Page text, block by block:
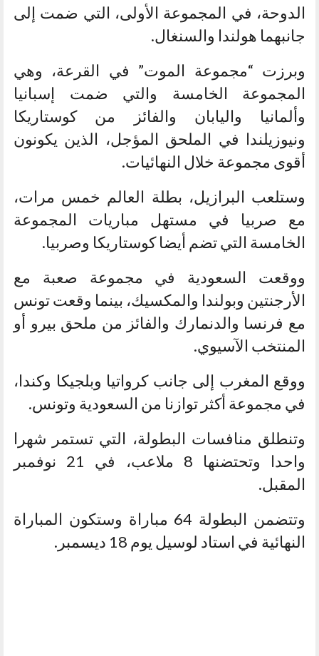
الدوحة، في المجموعة الأولى، التي ضمت إلى
جانبهما هولندا والسنغال.
وبرزت “مجموعة الموت” في القرعة، وهي
المجموعة الخامسة والتي ضمت إسبانيا
وألمانيا واليابان والفائز من كوستاريكا
ونيوزيلندا في الملحق المؤجل، الذين يكونون
أقوى مجموعة خلال النهائيات.
وستلعب البرازيل، بطلة العالم خمس مرات،
مع صربيا في مستهل مباريات المجموعة
الخامسة التي تضم أيضا كوستاريكا وصربيا.
ووقعت السعودية في مجموعة صعبة مع
الأرجنتين وبولندا والمكسيك، بينما وقعت تونس
مع فرنسا والدنمارك والفائز من ملحق بيرو أو
المنتخب الآسيوي.
ووقع المغرب إلى جانب كرواتيا وبلجيكا وكندا،
في مجموعة أكثر توازنا من السعودية وتونس.
وتنطلق منافسات البطولة، التي تستمر شهرا
واحدا وتحتضنها 8 ملاعب، في 21 نوفمبر
المقبل.
وتتضمن البطولة 64 مباراة وستكون المباراة
النهائية في استاد لوسيل يوم 18 ديسمبر.